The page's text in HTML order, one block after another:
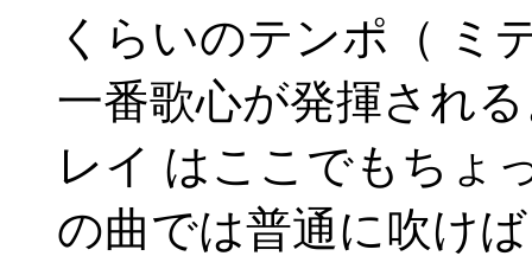
くらいのテンポ（ ミ
一番歌心が発揮され
レイ はここでもちょ
の曲では普通に吹け